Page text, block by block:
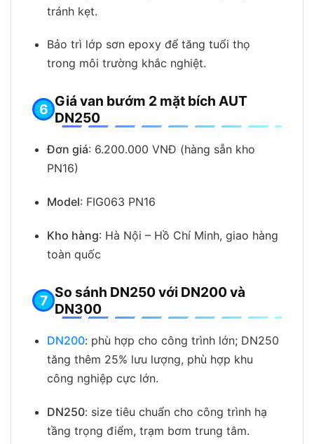
tránh kẹt.
Bảo trì lớp sơn epoxy để tăng tuổi thọ
trong môi trường khắc nghiệt.
Giá van bướm 2 mặt bích AUT
DN250
Đơn giá: 6.200.000 VNĐ (hàng sẵn kho
PN16)
Model: FIG063 PN16
Kho hàng: Hà Nội – Hồ Chí Minh, giao hàng
toàn quốc
So sánh DN250 với DN200 và
DN300
DN200: phù hợp cho công trình lớn; DN250
tăng thêm 25% lưu lượng, phù hợp khu
công nghiệp cực lớn.
DN250: size tiêu chuẩn cho công trình hạ
tầng trọng điểm, trạm bơm trung tâm.